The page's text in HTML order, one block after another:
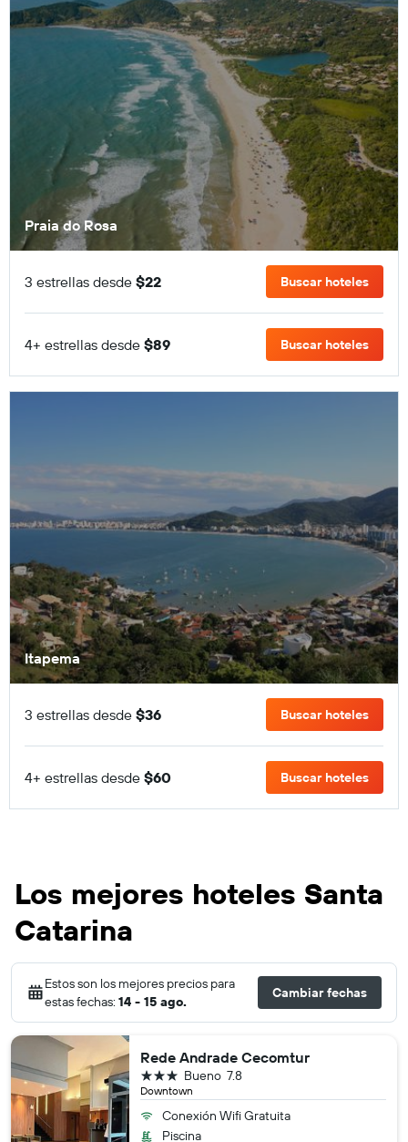
Praia do Rosa
3 estrellas desde $22 Buscar hoteles
4+ estrellas desde $89 Buscar hoteles
Itapema
3 estrellas desde $36 Buscar hoteles
4+ estrellas desde $60 Buscar hoteles
Los mejores hoteles Santa
Catarina
Estos son los mejores precios para
estas fechas: 14 - 15 ago.
Cambiar fechas
Rede Andrade Cecomtur
Downtown
7.8
Bueno
3 estrellas
Conexión Wifi Gratuita
Piscina